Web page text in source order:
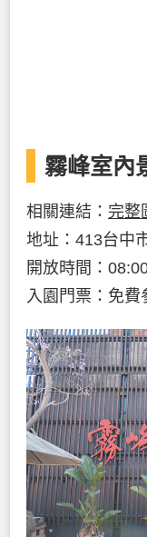
霧峰室內
相關連結： 完整
地址：413台中
開放時間：
入園門票：免費